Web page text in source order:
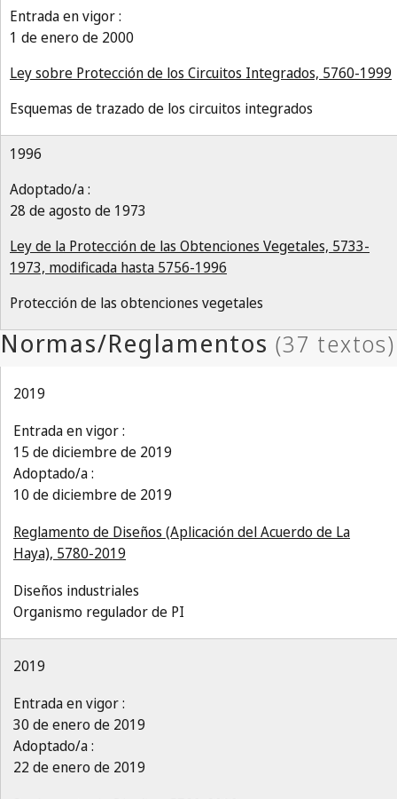
Entrada en vigor :
1 de enero de 2000
Ley sobre Protección de los Circuitos Integrados, 5760-1999
Esquemas de trazado de los circuitos integrados
1996
Adoptado/a :
28 de agosto de 1973
Ley de la Protección de las Obtenciones Vegetales, 5733-
1973, modificada hasta 5756-1996
Protección de las obtenciones vegetales
2019
Entrada en vigor :
15 de diciembre de 2019
Adoptado/a :
10 de diciembre de 2019
Reglamento de Diseños (Aplicación del Acuerdo de La
Haya), 5780-2019
Diseños industriales
Organismo regulador de PI
2019
Entrada en vigor :
30 de enero de 2019
Adoptado/a :
22 de enero de 2019